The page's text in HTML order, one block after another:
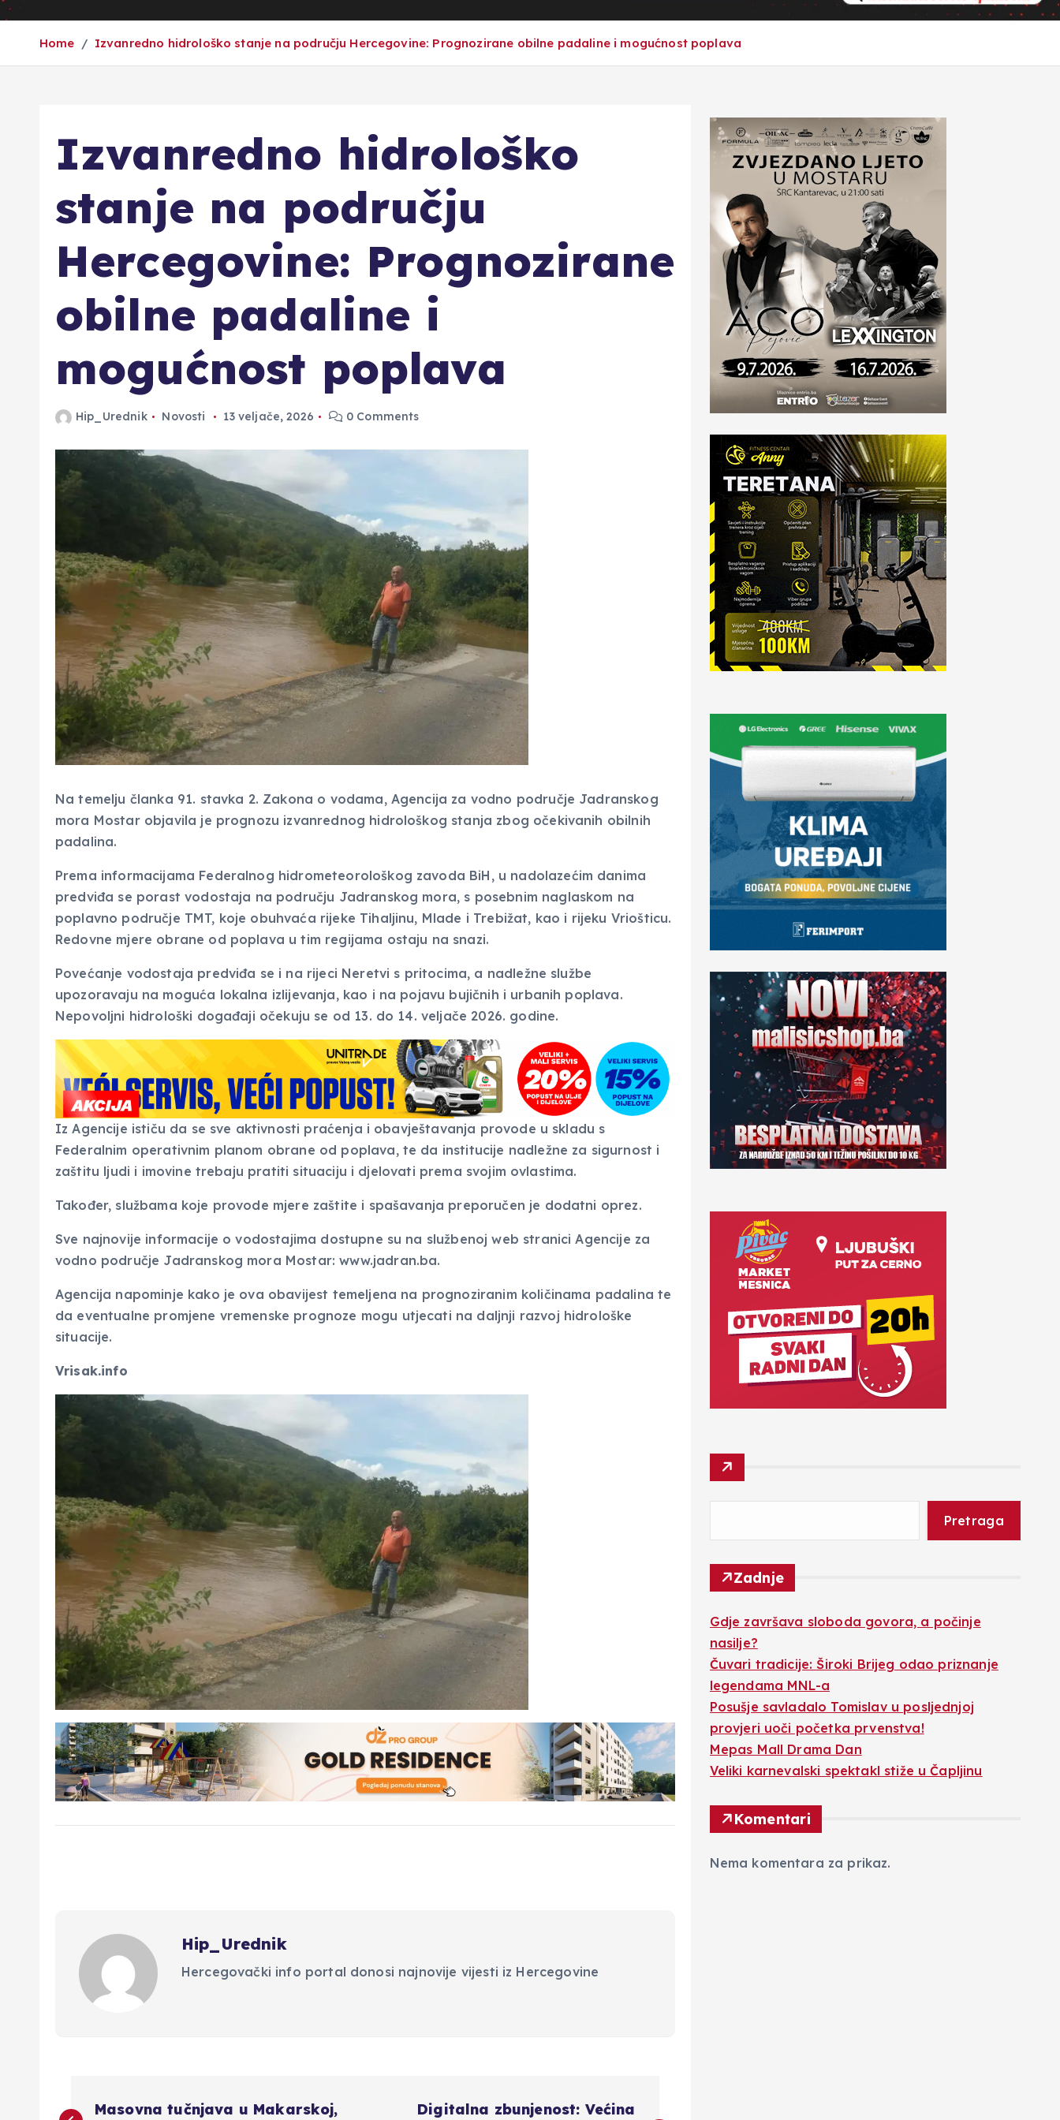
Home Izvanredno hidrološko stanje na području Hercegovine: Prognozirane obilne padaline i mogućnost poplava
Izvanredno hidrološko
stanje na području
Hercegovine: Prognozirane
obilne padaline i
mogućnost poplava
Hip_Urednik Novosti 13 veljače, 2026 0 Comments
Na temelju članka 91. stavka 2. Zakona o vodama, Agencija za vodno područje Jadranskog
mora Mostar objavila je prognozu izvanrednog hidrološkog stanja zbog očekivanih obilnih
padalina.
Prema informacijama Federalnog hidrometeorološkog zavoda BiH, u nadolazećim danima
predviđa se porast vodostaja na području Jadranskog mora, s posebnim naglaskom na
poplavno područje TMT, koje obuhvaća rijeke Tihaljinu, Mlade i Trebižat, kao i rijeku Vriošticu.
Redovne mjere obrane od poplava u tim regijama ostaju na snazi.
Povećanje vodostaja predviđa se i na rijeci Neretvi s pritocima, a nadležne službe
upozoravaju na moguća lokalna izlijevanja, kao i na pojavu bujičnih i urbanih poplava.
Nepovoljni hidrološki događaji očekuju se od 13. do 14. veljače 2026. godine.
Iz Agencije ističu da se sve aktivnosti praćenja i obavještavanja provode u skladu s
Federalnim operativnim planom obrane od poplava, te da institucije nadležne za sigurnost i
zaštitu ljudi i imovine trebaju pratiti situaciju i djelovati prema svojim ovlastima.
Također, službama koje provode mjere zaštite i spašavanja preporučen je dodatni oprez.
Sve najnovije informacije o vodostajima dostupne su na službenoj web stranici Agencije za
vodno područje Jadranskog mora Mostar: www.jadran.ba.
Agencija napominje kako je ova obavijest temeljena na prognoziranim količinama padalina te
da eventualne promjene vremenske prognoze mogu utjecati na daljnji razvoj hidrološke
situacije.
Vrisak.info
Hip_Urednik
Hercegovački info portal donosi najnovije vijesti iz Hercegovine
N
Masovna tučnjava u Makarskoj,
Digitalna zbunjenost: Većina
Pretraga
Zadnje
Gdje završava sloboda govora, a počinje
nasilje?
Čuvari tradicije: Široki Brijeg odao priznanje
legendama MNL-a
Posušje savladalo Tomislav u posljednjoj
provjeri uoči početka prvenstva!
Mepas Mall Drama Dan
Veliki karnevalski spektakl stiže u Čapljinu
Komentari
Nema komentara za prikaz.